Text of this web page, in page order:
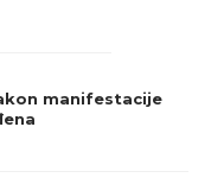
manifestacije